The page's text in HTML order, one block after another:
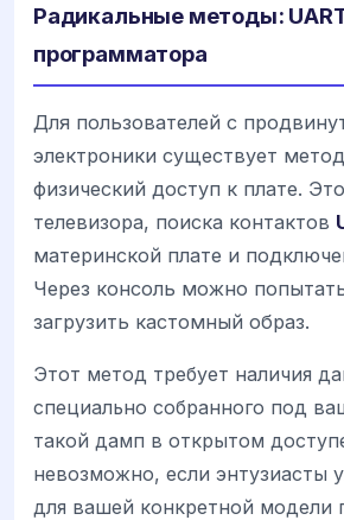
Радикальные методы:
программатора
Для пользователей с
электроники существует
физический доступ к плате.
телевизора, поиска контактов
материнской плате и
Через консоль можно
загрузить кастомный образ.
Этот метод требует наличия
специально собранного под
такой дамп в открытом
невозможно, если энтузиасты
для вашей конкретной модели